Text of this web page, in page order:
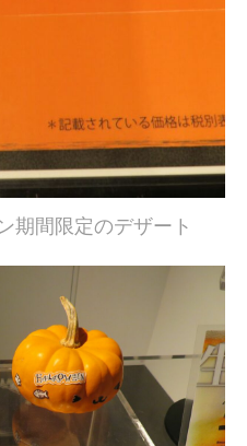
期間限定のデザート